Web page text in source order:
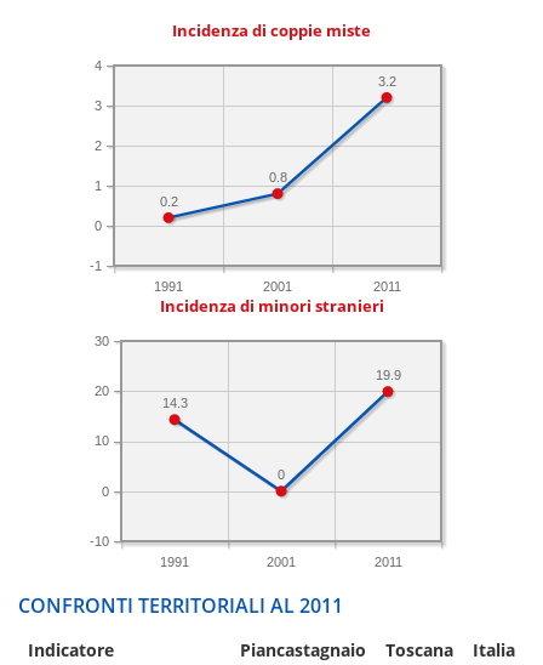
Incidenza di coppie miste
1991 2001 2011
-1
0
1
2
3
4
3.2
0.8
0.2
Incidenza di minori stranieri
1991 2001 2011
-10
0
10
20
30
19.9
0
14.3
CONFRONTI TERRITORIALI AL 2011
Indicatore Piancastagnaio Toscana Italia